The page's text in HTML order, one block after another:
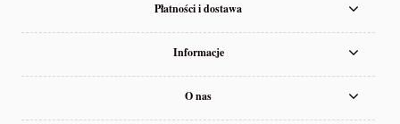
Płatności i dostawa
Informacje
O nas